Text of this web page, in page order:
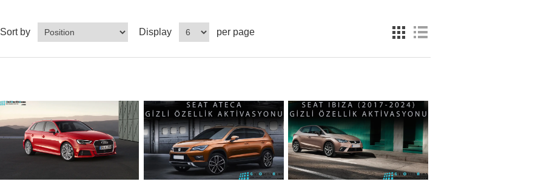
Sort by Display per page